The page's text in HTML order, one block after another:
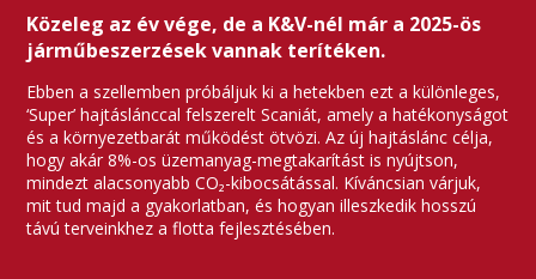
Közeleg az év vége, de a K&V-nél már a 2025-ös
járműbeszerzések vannak terítéken.
Ebben a szellemben próbáljuk ki a hetekben ezt a különleges,
‘Super’ hajtáslánccal felszerelt Scaniát, amely a hatékonyságot
és a környezetbarát működést ötvözi. Az új hajtáslánc célja,
hogy akár 8%-os üzemanyag-megtakarítást is nyújtson,
mindezt alacsonyabb CO₂-kibocsátással. Kíváncsian várjuk,
mit tud majd a gyakorlatban, és hogyan illeszkedik hosszú
távú terveinkhez a flotta fejlesztésében.